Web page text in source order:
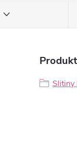
Slitiny